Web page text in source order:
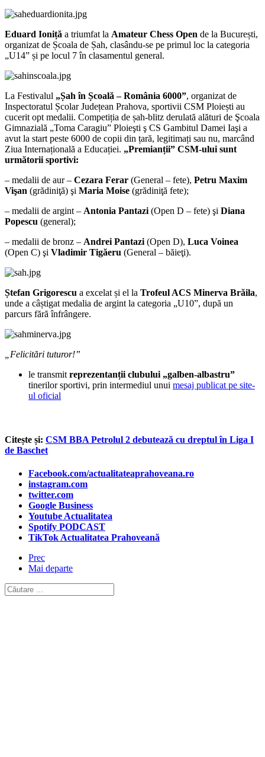
Eduard Ioniță a triumfat la Amateur Chess Open de la București,
organizat de Școala de Șah, clasându-se pe primul loc la categoria
„U14” și pe locul 7 în clasamentul general.
La Festivalul „Șah în Școală – România 6000”, organizat de
Inspectoratul Școlar Județean Prahova, sportivii CSM Ploiești au
cucerit opt medalii. Competiția de șah-blitz derulată alături de Şcoala
Gimnazială „Toma Caragiu” Ploieşti ş CS Gambitul Damei Iaşi a
avut la start peste 6000 de copii din țară, legitimați sau nu, marcând
Ziua Internațională a Educației. „Premianții” CSM-ului sunt
următorii sportivi:
– medalii de aur – Cezara Ferar (General – fete), Petru Maxim
Vişan (grădiniţă) şi Maria Moise (grădiniţă fete);
– medalii de argint – Antonia Pantazi (Open D – fete) şi Diana
Popescu (general);
– medalii de bronz – Andrei Pantazi (Open D), Luca Voinea
(Open C) şi Vladimir Tigăeru (General – băieţi).
Ștefan Grigorescu a excelat și el la Trofeul ACS Minerva Brăila,
unde a câștigat medalia de argint la categoria „U10”, după un
parcurs fără înfrângere.
„Felicitări tuturor!”
le transmit reprezentanții clubului „galben-albastru”
tinerilor sportivi, prin intermediul unui mesaj publicat pe site-
ul oficial
Citește și: CSM BBA Petrolul 2 debutează cu dreptul în Liga I
de Baschet
Facebook.com/actualitateaprahoveana.ro
instagram.com
twitter.com
Google Business
Youtube Actualitatea
Spotify PODCAST
TikTok Actualitatea Prahoveană
Prec
Mai departe